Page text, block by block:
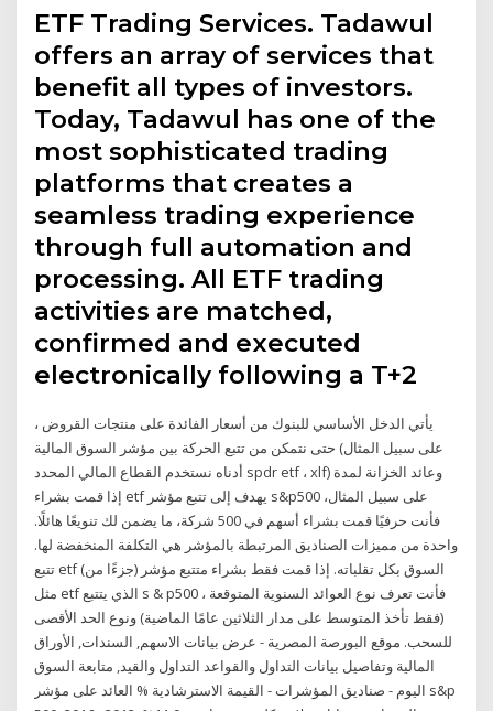
ETF Trading Services. Tadawul
offers an array of services that
benefit all types of investors.
Today, Tadawul has one of the
most sophisticated trading
platforms that creates a
seamless trading experience
through full automation and
processing. All ETF trading
activities are matched,
confirmed and executed
electronically following a T+2
يأتي الدخل الأساسي للبنوك من أسعار الفائدة على منتجات القروض ،
حتى نتمكن من تتبع الحركة بين مؤشر السوق المالية (على سبيل المثال
أدناه نستخدم القطاع المالي المحدد spdr etf ، xlf) وعائد الخزانة لمدة
إذا قمت بشراء etf يهدف إلى تتبع مؤشر s&p500 على سبيل المثال،
فأنت حرفيًا قمت بشراء أسهم في 500 شركة، ما يضمن لك تنويعًا هائلًا.
واحدة من مميزات الصناديق المرتبطة بالمؤشر هي التكلفة المنخفضة لها.
تتبع etf (جزءًا من) السوق بكل تقلباته. إذا قمت فقط بشراء متتبع مؤشر
مثل etf الذي يتتبع s & p500 ، فأنت تعرف نوع العوائد السنوية المتوقعة
(فقط تأخذ المتوسط على مدار الثلاثين عامًا الماضية) ونوع الحد الأقصى
للسحب. موقع البورصة المصرية - عرض بيانات الاسهم, السندات, الأوراق
المالية وتفاصيل بيانات التداول والقواعد التداول والقيد, متابعة السوق
اليوم - صناديق المؤشرات - القيمة الاسترشادية % العائد على مؤشر s&p